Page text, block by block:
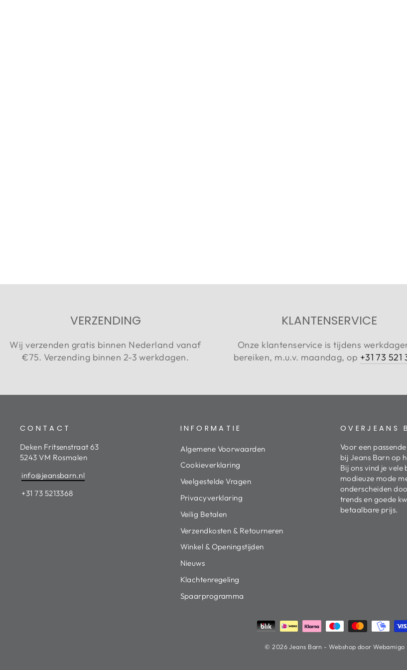
VERZENDING
Wij verzenden gratis binnen Nederland vanaf
€75. Verzending binnen 2-3 werkdagen.
KLANTENSERVICE
Onze klantenservice is tijdens
bereiken, m.u.v. maandag, op +31 73 521
CONTACT
Deken Fritsenstraat 63
5243 VM Rosmalen
info@jeansbarn.nl
+31 73 5213368
INFORMATIE
Algemene Voorwaarden
Cookieverklaring
Veelgestelde Vragen
Privacyverklaring
Veilig Betalen
Verzendkosten & Retourneren
Winkel & Openingstijden
Nieuws
Klachtenregeling
Spaarprogramma
OVERJEANS
Voor een
bij Jeans Barn op
Bij ons vind je vele
modieuze mode
onderscheiden
trends en goede
betaalbare prijs.
© 2026 Jeans Barn - Webshop door Webamigo